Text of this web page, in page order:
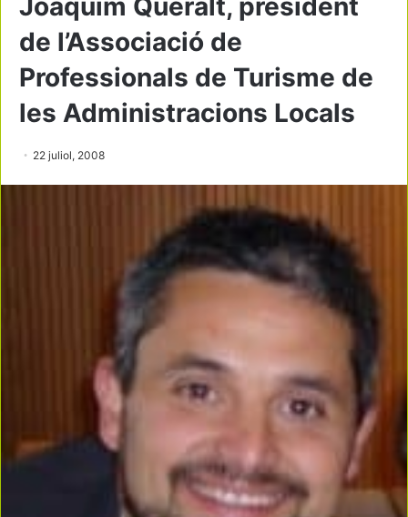
Joaquim Queralt, president
de l’Associació de
Professionals de Turisme de
les Administracions Locals
22 juliol, 2008